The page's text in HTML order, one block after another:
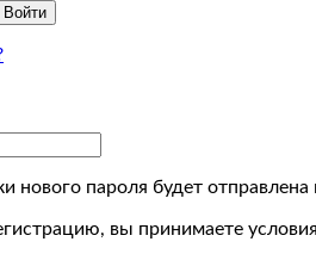
Войти
нового пароля будет
вы принимаете